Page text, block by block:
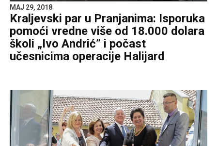
MAJ 29, 2018
Kraljevski par u Pranjanima: Isporuka
pomoći vredne više od 18.000 dolara
školi „Ivo Andrić” i počast
učesnicima operacije Halijard